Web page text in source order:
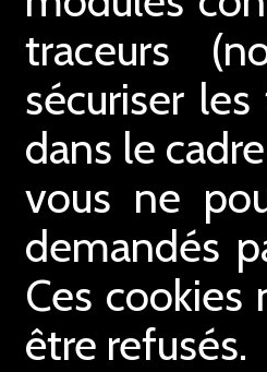
traceurs
sécuriser
dans le
vous ne
demandés
Ces cookies
être refusés.